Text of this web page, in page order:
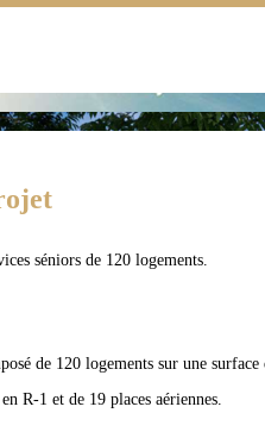
séniors de 120 logements.
de 120 logements sur une surface
R-1 et de 19 places aériennes.